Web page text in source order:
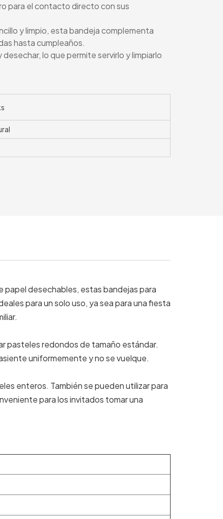
para el contacto directo con sus
y limpio, esta bandeja complementa
hasta cumpleaños.
lo que permite servirlo y limpiarlo
papel desechables, estas bandejas para
para un solo uso, ya sea para una fiesta
pasteles redondos de tamaño estándar.
uniformemente y no se vuelque.
enteros. También se pueden utilizar para
para los invitados tomar una